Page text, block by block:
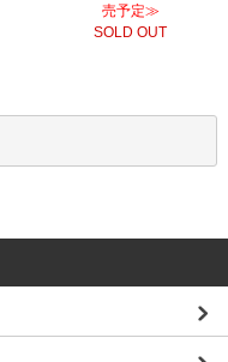
売予定≫
SOLD OUT